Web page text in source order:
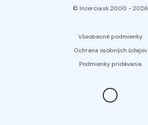
© Inzercia.sk 2000 -2026
Všeobecné podmienky
Ochrana osobných údajov
Podmienky pridávania